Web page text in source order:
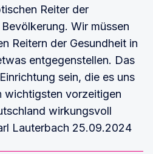
Reiter der
Wir müssen
Reitern der Gesundheit in
entgegenstellen. Das
sein, die es uns
wichtigsten vorzeitigen
wirkungsvoll
Lauterbach 25.09.2024